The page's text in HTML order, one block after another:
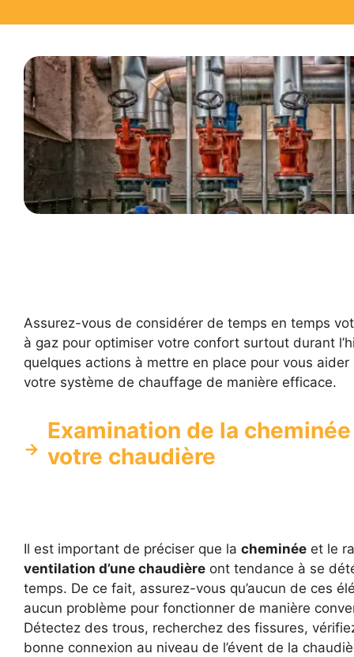
Assurez-vous de considérer de temps en temps
à gaz pour optimiser votre confort surtout durant
quelques actions à mettre en place pour vous
votre système de chauffage de manière efficace.
Examination de la
votre chaudière
Il est important de préciser que la cheminée et le
ventilation d’une chaudière ont tendance à se
temps. De ce fait, assurez-vous qu’aucun de ces
aucun problème pour fonctionner de manière
Détectez des trous, recherchez des fissures,
bonne connexion au niveau de l’évent de la